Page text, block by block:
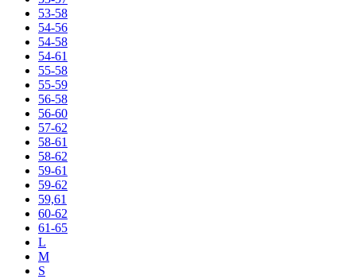
53-58
54-56
54-58
54-61
55-58
55-59
56-58
56-60
57-62
58-61
58-62
59-61
59-62
59,61
60-62
61-65
L
M
S